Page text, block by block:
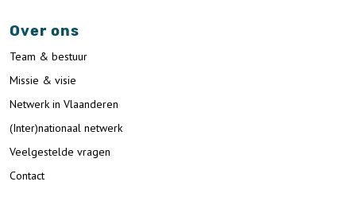
Over ons
Team & bestuur
Missie & visie
Netwerk in Vlaanderen
(Inter)nationaal netwerk
Veelgestelde vragen
Contact